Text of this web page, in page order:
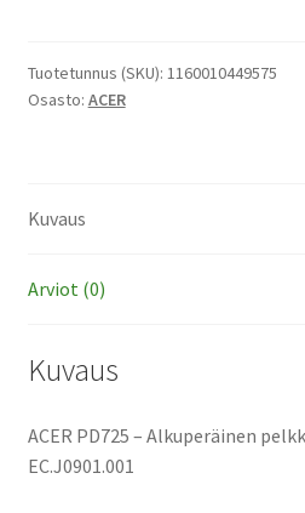
pelkkä
polttimo
Tuotetunnus (SKU): 1160010449575
Osasto: ACER
Kuvaus
Arviot (0)
Kuvaus
ACER PD725 – Alkuperäinen
EC.J0901.001